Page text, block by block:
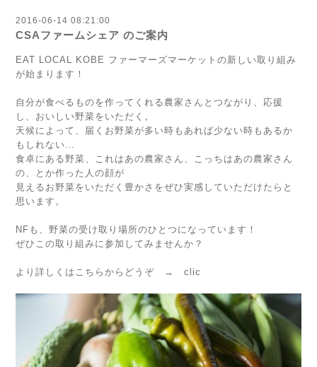
2016-06-14 08:21:00
CSAファームシェア のご案内
EAT LOCAL KOBE ファーマーズマーケットの新しい取り組み
が始まります！
自分が食べるものを作ってくれる農家さんとつながり、応援
し、おいしい野菜をいただく。
天候によって、届くお野菜が多い時もあれば少ない時もあるか
もしれない…
食卓にある野菜、これはあの農家さん、こっちはあの農家さん
の、とか作った人の顔が
見えるお野菜をいただく豊かさをぜひ実感していただけたらと
思います。
NFも、野菜の受け取り場所のひとつになっています！
ぜひこの取り組みに参加してみませんか？
より詳しくはこちらからどうぞ → clic